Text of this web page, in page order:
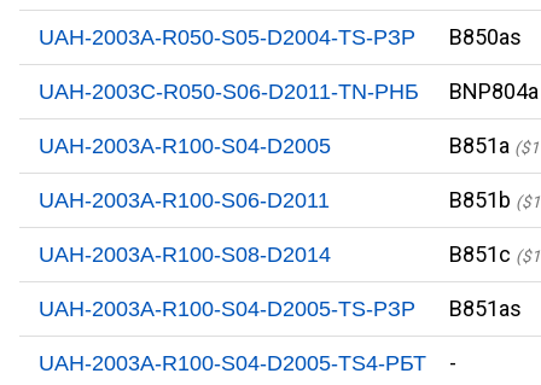
UAH-2003A-R050-S05-D2004-TS-PЗР B850as
UAH-2003C-R050-S06-D2011-TN-PНБ BNP804a
UAH-2003A-R100-S04-D2005 B851a
UAH-2003A-R100-S06-D2011 B851b
UAH-2003A-R100-S08-D2014 B851c
UAH-2003A-R100-S04-D2005-TS-PЗР B851as
UAH-2003A-R100-S04-D2005-TS4-PБТ -